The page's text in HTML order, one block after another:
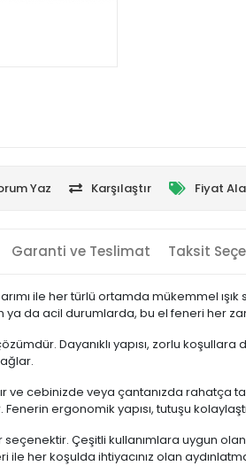
Yaz Karşılaştır Fiyat
Garanti ve Teslimat Taksit
ile her türlü ortamda mükemmel
da acil durumlarda, bu el feneri her
Dayanıklı yapısı, zorlu koşullara
cebinizde veya çantanızda rahatça
ergonomik yapısı, tutuşu
Çeşitli kullanımlara uygun
her koşulda ihtiyacınız olan